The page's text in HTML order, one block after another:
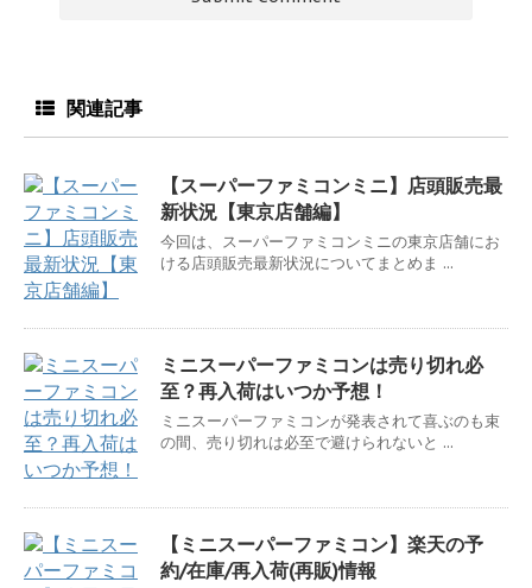
関連記事
【スーパーファミコンミニ】店頭販売最
新状況【東京店舗編】
今回は、スーパーファミコンミニの東京店舗にお
ける店頭販売最新状況についてまとめま ...
ミニスーパーファミコンは売り切れ必
至？再入荷はいつか予想！
ミニスーパーファミコンが発表されて喜ぶのも束
の間、売り切れは必至で避けられないと ...
【ミニスーパーファミコン】楽天の予
約/在庫/再入荷(再販)情報